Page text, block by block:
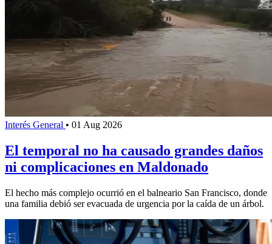
Interés General • 01 Aug 2026
El temporal no ha causado grandes daños
ni complicaciones en Maldonado
El hecho más complejo ocurrió en el balneario San Francisco, donde
una familia debió ser evacuada de urgencia por la caída de un árbol.